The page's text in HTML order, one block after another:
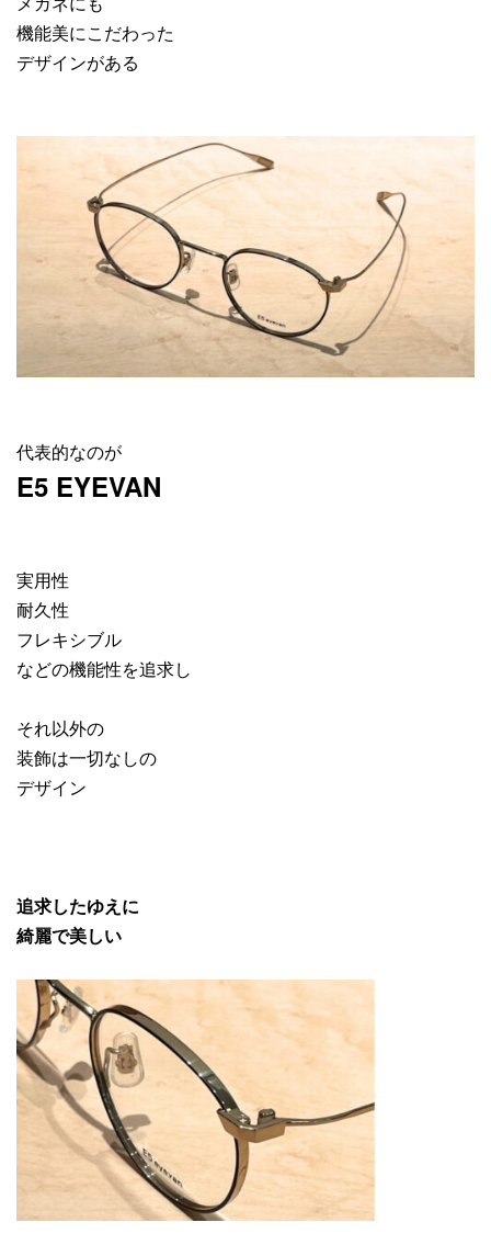
機能美にこだわった
デザインがある
代表的なのが
E5 EYEVAN
実用性
耐久性
フレキシブル
などの機能性を追求し
それ以外の
装飾は一切なしの
デザイン
追求したゆえに
綺麗で美しい